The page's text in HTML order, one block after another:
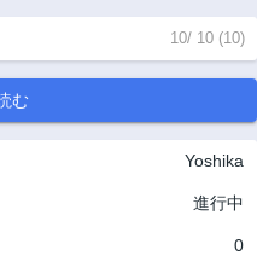
10/ 10 (10)
む
Yoshika
進行中
0